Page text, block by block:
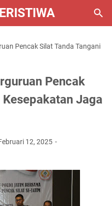
Pencak Silat Tanda Tangani
Pencak
Jaga
12, 2025